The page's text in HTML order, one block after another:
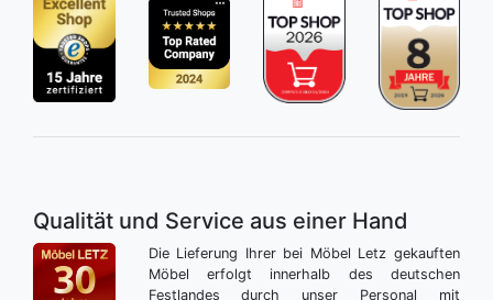
Qualität und Service aus einer Hand
Die Lieferung Ihrer bei Möbel Letz gekauften
Möbel erfolgt innerhalb des deutschen
Festlandes durch unser Personal mit